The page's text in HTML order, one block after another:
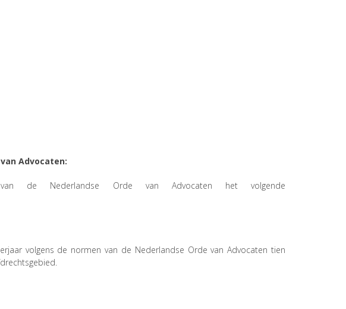
Advocaten:
de Nederlandse Orde van Advocaten het volgende
volgens de normen van de Nederlandse Orde van Advocaten tien